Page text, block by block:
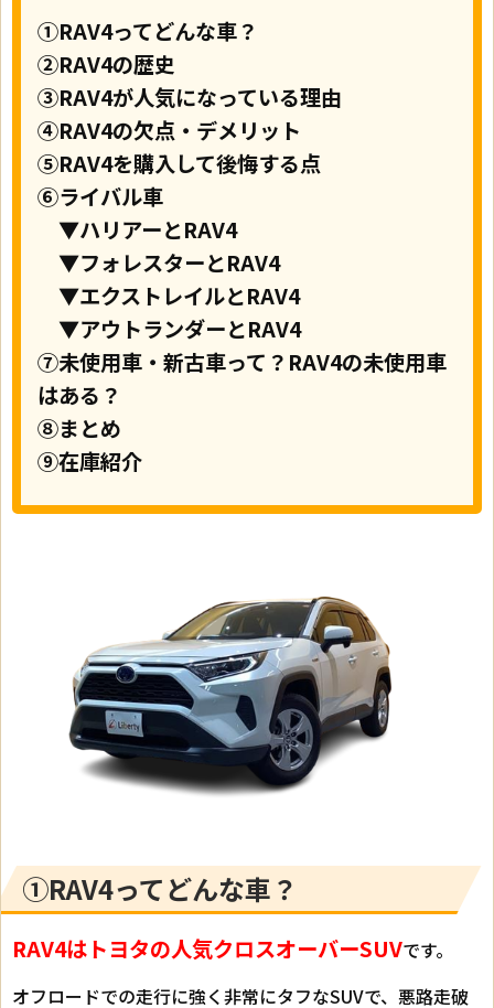
①RAV4ってどんな車？
②RAV4の歴史
③RAV4が人気になっている理由
④RAV4の欠点・デメリット
⑤RAV4を購入して後悔する点
⑥ライバル車
▼ハリアーとRAV4
▼フォレスターとRAV4
▼エクストレイルとRAV4
▼アウトランダーとRAV4
⑦未使用車・新古車って？RAV4の未使用車
はある？
⑧まとめ
⑨在庫紹介
①RAV4ってどんな車？
RAV4はトヨタの人気クロスオーバーSUVです。
オフロードでの走行に強く非常にタフなSUVで、悪路走破